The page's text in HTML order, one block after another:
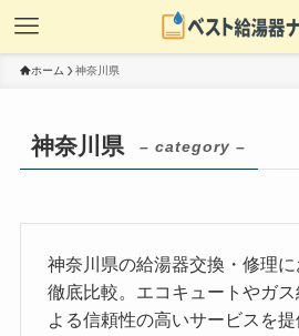
ホーム 神奈川県
神奈川県 – category –
神奈川県の給湯器交換・修理
徹底比較。エコキュートやガ
よる信頼性の高いサービスを